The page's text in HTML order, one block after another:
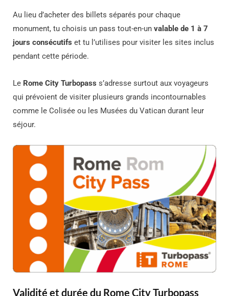
Au lieu d’acheter des billets séparés pour chaque
monument, tu choisis un pass tout-en-un valable de 1 à 7
jours consécutifs et tu l’utilises pour visiter les sites inclus
pendant cette période.
Le Rome City Turbopass s’adresse surtout aux voyageurs
qui prévoient de visiter plusieurs grands incontournables
comme le Colisée ou les Musées du Vatican durant leur
séjour.
Validité et durée du Rome City Turbopass